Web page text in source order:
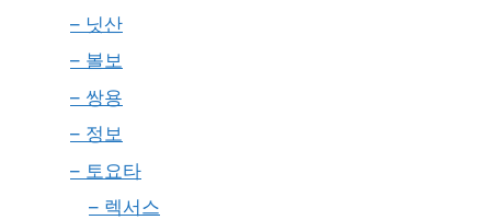
– 닛산
– 볼보
– 쌍용
– 정보
– 토요타
– 렉서스